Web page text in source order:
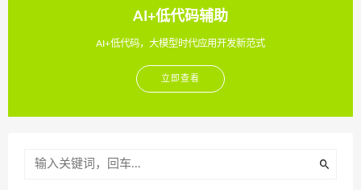
AI+低代码辅助
AI+低代码，大模型时代应用开发新范式
立即查看